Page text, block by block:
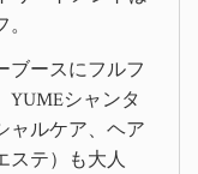
ブースにフルフ
YUMEシャンタ
ャルケア、ヘア
ステ）も大人